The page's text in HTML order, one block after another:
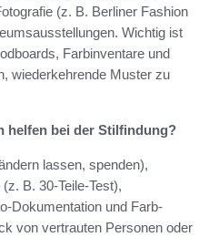
(z. B. Berliner Fashion
Wichtig ist
Farbinventare und
wiederkehrende Muster zu
helfen bei der Stilfindung?
lassen, spenden),
B. 30‑Teile‑Test),
und Farb‑
von vertrauten Personen oder